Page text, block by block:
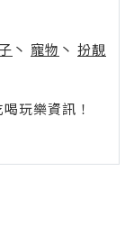
丶 寵物 丶 扮靚
玩樂資訊！